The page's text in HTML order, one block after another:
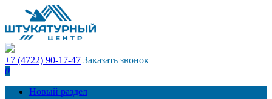
+7 (4722) 90-17-47 Заказать звонок
0
Новый раздел